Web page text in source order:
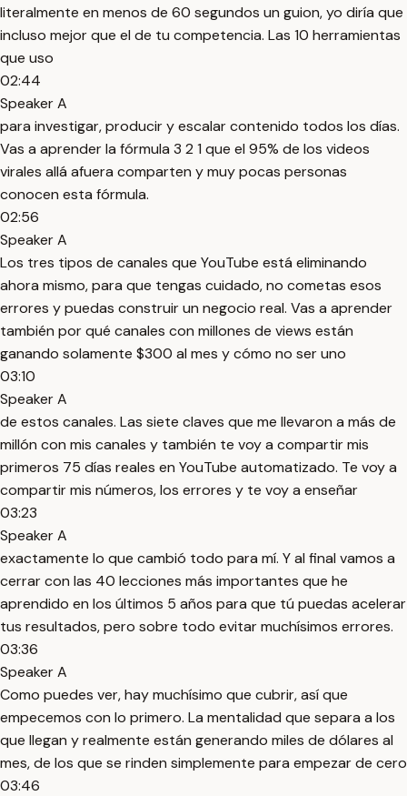
literalmente en menos de 60 segundos un guion, yo diría que
incluso mejor que el de tu competencia. Las 10 herramientas
que uso
02:44
Speaker A
para investigar, producir y escalar contenido todos los días.
Vas a aprender la fórmula 3 2 1 que el 95% de los videos
virales allá afuera comparten y muy pocas personas
conocen esta fórmula.
02:56
Speaker A
Los tres tipos de canales que YouTube está eliminando
ahora mismo, para que tengas cuidado, no cometas esos
errores y puedas construir un negocio real. Vas a aprender
también por qué canales con millones de views están
ganando solamente $300 al mes y cómo no ser uno
03:10
Speaker A
de estos canales. Las siete claves que me llevaron a más de
millón con mis canales y también te voy a compartir mis
primeros 75 días reales en YouTube automatizado. Te voy a
compartir mis números, los errores y te voy a enseñar
03:23
Speaker A
exactamente lo que cambió todo para mí. Y al final vamos a
cerrar con las 40 lecciones más importantes que he
aprendido en los últimos 5 años para que tú puedas acelerar
tus resultados, pero sobre todo evitar muchísimos errores.
03:36
Speaker A
Como puedes ver, hay muchísimo que cubrir, así que
empecemos con lo primero. La mentalidad que separa a los
que llegan y realmente están generando miles de dólares al
mes, de los que se rinden simplemente para empezar de cero
03:46